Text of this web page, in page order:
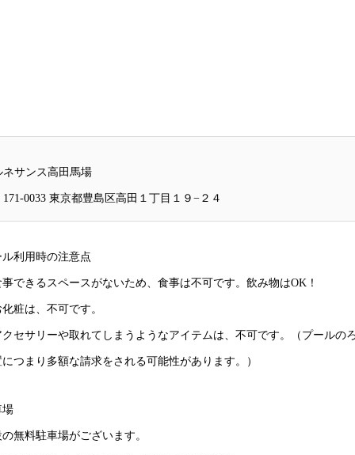
ネサンス高田馬場
171-0033 東京都豊島区高田１丁目１９−２４
ル利用時の注意点
できるスペースがないため、食事は不可です。飲み物はOK！
粧は、不可です。
セサリーや取れてしまうようなアイテムは、不可です。（プールの
つまり多額な請求をされる可能性があります。）
場
無料駐車場がございます。